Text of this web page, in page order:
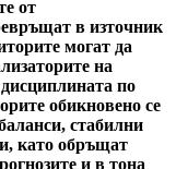
от
в източник
могат да
на
по
обикновено се
стабилни
като обръщат
и в тона